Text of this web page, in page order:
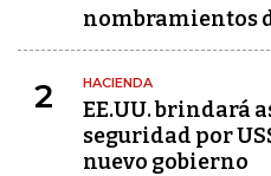
nombramientos
2 HACIENDA
EE.UU. brindará
seguridad por
nuevo gobierno